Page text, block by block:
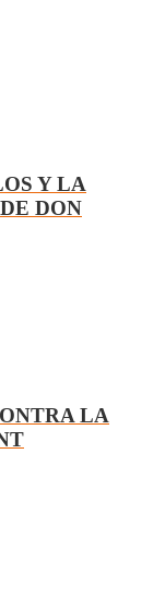
Y LA
DON
LA